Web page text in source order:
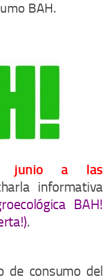
BAH.
junio a las
informativa
BAH!
.
de consumo del